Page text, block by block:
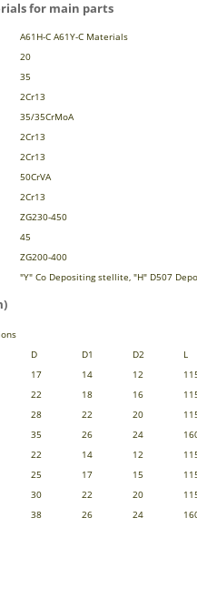
for main parts
A61H-C A61Y-C Materials
20
35
2Cr13
35/35CrMoA
2Cr13
2Cr13
50CrVA
2Cr13
ZG230-450
45
ZG200-400
"Y" Co Depositing stellite, "H" D507
D D1 D2 L
17 14 12
22 18 16
28 22 20
35 26 24
22 14 12
25 17 15
30 22 20
38 26 24